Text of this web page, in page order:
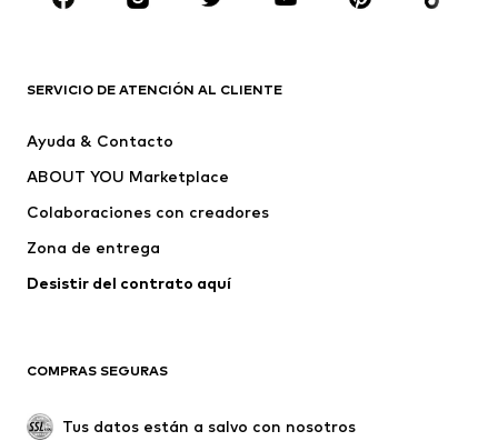
ROPA
Camisetas
Jeans
Pantalones
Ropa interior
Jerséis y cárdigans
Trajes y chaquetas
Nuevo
Tendencia
SERVICIO DE ATENCIÓN AL CLIENTE
Ayuda & Contacto
ABOUT YOU Marketplace
Colaboraciones con creadores
Zona de entrega
Desistir del contrato aquí
COMPRAS SEGURAS
Tus datos están a salvo con nosotros